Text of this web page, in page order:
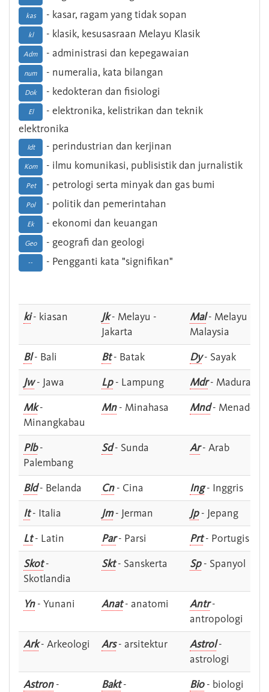
kas - kasar, ragam yang tidak sopan
kl - klasik, kesusasraan Melayu Klasik
Adm - administrasi dan kepegawaian
num - numeralia, kata bilangan
Dok - kedokteran dan fisiologi
El
- elektronika, kelistrikan dan teknik
elektronika
Idt - perindustrian dan kerjinan
Kom - ilmu komunikasi, publisistik dan jurnalistik
Pet - petrologi serta minyak dan gas bumi
Pol - politik dan pemerintahan
Ek - ekonomi dan keuangan
Geo - geografi dan geologi
-- - Pengganti kata "signifikan"
ki- kiasan Jk- Melayu -
Jakarta
Mal- Melayu -
Malaysia
Bl- Bali Bt- Batak Dy- Sayak
Jw- Jawa Lp- Lampung Mdr- Madura
Mk-
Minangkabau
Mn- Minahasa Mnd- Menado
Plb-
Palembang
Sd- Sunda Ar- Arab
Bld- Belanda Cn- Cina Ing- Inggris
It- Italia Jm- Jerman Jp- Jepang
Lt- Latin Par- Parsi Prt- Portugis
Skot-
Skotlandia
Skt- Sanskerta Sp- Spanyol
Yn- Yunani Anat- anatomi Antr-
antropologi
Ark- Arkeologi Ars- arsitektur Astrol-
astrologi
Astron-
Bakt-
Bio- biologi